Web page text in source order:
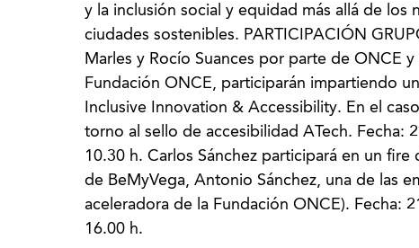
y la inclusión social y equidad más allá de los
ciudades sostenibles. PARTICIPACIÓN
Marles y Rocío Suances por parte de ONCE
Fundación ONCE, participarán impartiendo
Inclusive Innovation & Accessibility. En el
torno al sello de accesibilidad ATech. Fecha:
10.30 h. Carlos Sánchez participará en un
de BeMyVega, Antonio Sánchez, una de las
aceleradora de la Fundación ONCE). Fecha:
16.00 h.